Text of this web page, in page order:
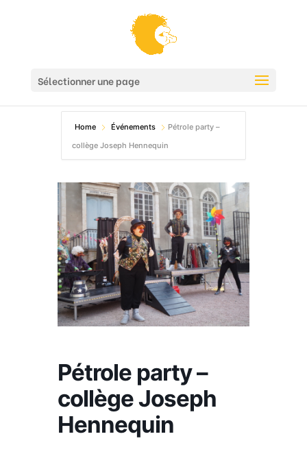
Sélectionner une page
Home Événements
Pétrole party –
collège Joseph Hennequin
Pétrole party –
collège Joseph
Hennequin